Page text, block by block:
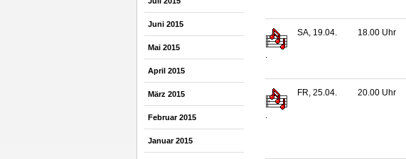
Juni 2015
Mai 2015
April 2015
März 2015
Februar 2015
Januar 2015
.
SA, 19.04. 18.00 Uhr
.
FR, 25.04. 20.00 Uhr